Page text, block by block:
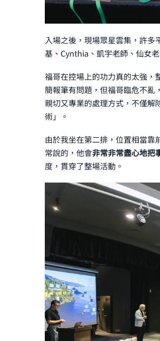
入場之後，現場眾星雲集，許多
基、Cynthia、凱宇老師、仙女
福哥在控場上的功力真的太強，
簡報筆有問題，但福哥臨危不亂
親切又專業的處理方式，不僅解
術」。
由於我坐在第二排，位置相當靠
常說的，他會非常非常盡心地把
度，貫穿了整場活動。